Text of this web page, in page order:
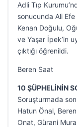
Adli Tıp
sonucunda Ali
Kenan Doğulu,
ve Yaşar İpek’in
çıktığı öğrenildi.
Beren Saat
10 ŞÜPHELİNİN
Soruşturmada
Hatun Önal,
Onat, Gürani